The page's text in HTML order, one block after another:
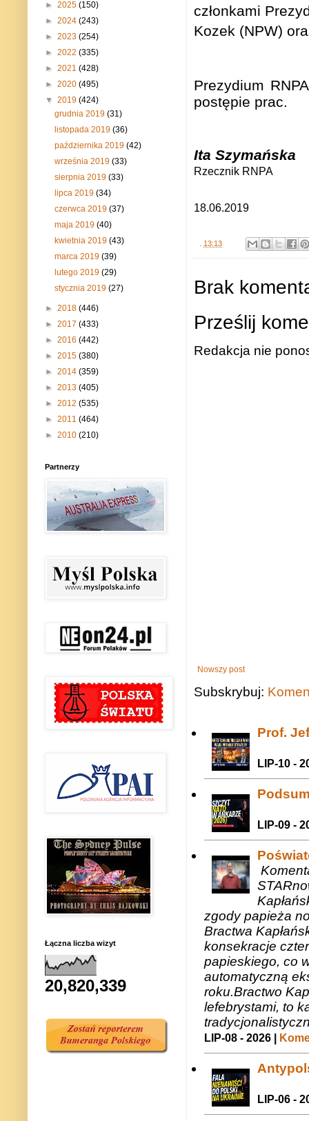
członkami
Kozek (NPW)
Prezydium
postępie prac.
Ita Szymańska
Rzecznik RNPA
18.06.2019
13:13
Brak
Prześlij
Redakcja nie
Nowszy post
Subskrybuj:
Prof.
LIP-10 -
LIP-09 -
zgody papieża
Bractwa
konsekracje
papieskiego, co
automatyczną
roku.Bractwo
lefebrystami, to
LIP-08 - 2026 |
LIP-06 -
► 2025 (150)
► 2024 (243)
► 2023 (254)
► 2022 (335)
► 2021 (428)
► 2020 (495)
▼ 2019 (424)
grudnia 2019(31)
listopada 2019(36)
października 2019(42)
września 2019(33)
sierpnia 2019(33)
lipca 2019(34)
czerwca 2019(37)
maja 2019(40)
kwietnia 2019(43)
marca 2019(39)
lutego 2019(29)
stycznia 2019(27)
► 2018 (446)
► 2017 (433)
► 2016 (442)
► 2015 (380)
► 2014 (359)
► 2013 (405)
► 2012 (535)
► 2011 (464)
► 2010 (210)
Partnerzy
Łączna liczba wizyt
20,820,339